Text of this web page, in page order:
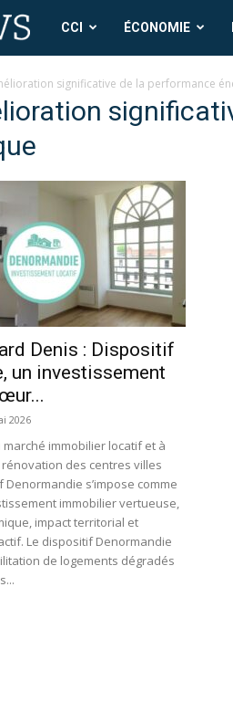
CCI
News
CCI ÉCONOMIE
significative de la performance
Denis : Dispositif
un investissement
2026
marché immobilier locatif et à
rénovation des centres villes
s’impose comme
immobilier vertueuse,
impact territorial et
Le dispositif Denormandie
de logements dégradés